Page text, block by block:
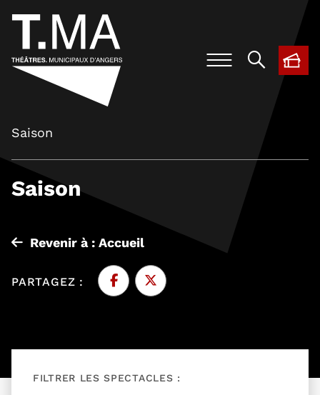
,
Saison
Saison
Revenir à : Accueil
PARTAGEZ :
FILTRER LES SPECTACLES :